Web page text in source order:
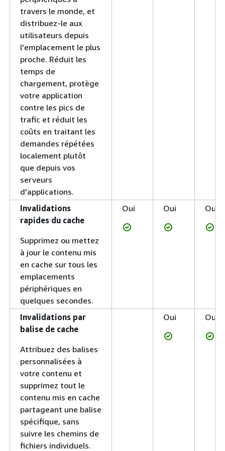
travers le monde, et
distribuez-le aux
utilisateurs depuis
l'emplacement le plus
proche. Réduit les
temps de
chargement, protège
votre application
contre les pics de
trafic et réduit les
coûts en traitant les
demandes répétées
localement plutôt
que depuis vos
serveurs
d'applications.
Invalidations
rapides du cache
Supprimez ou mettez
à jour le contenu mis
en cache sur tous les
emplacements
périphériques en
quelques secondes.
Oui Oui Oui
Invalidations par
balise de cache
Attribuez des balises
personnalisées à
votre contenu et
supprimez tout le
contenu mis en cache
partageant une balise
spécifique, sans
suivre les chemins de
fichiers individuels.
Oui Oui